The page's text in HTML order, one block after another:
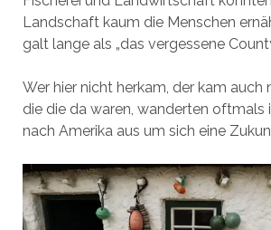
Landschaft kaum die Menschen
galt lange als „das vergessene
Wer hier nicht herkam, der kam auch
die die da waren, wanderten oftmals
nach Amerika aus um sich eine